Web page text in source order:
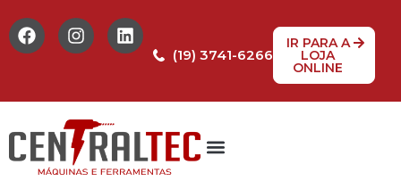
(19) 3741-6266
IR PARA A
LOJA
ONLINE